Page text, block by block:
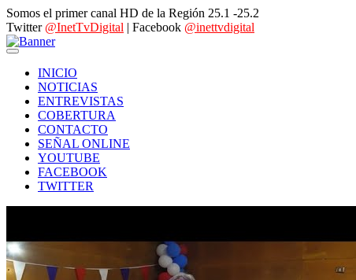
Somos el primer canal HD de la Región 25.1 -25.2
Twitter @InetTvDigital | Facebook @inettvdigital
INICIO
NOTICIAS
ENTREVISTAS
COBERTURA
CONTACTO
SEÑAL ONLINE
YOUTUBE
FACEBOOK
TWITTER